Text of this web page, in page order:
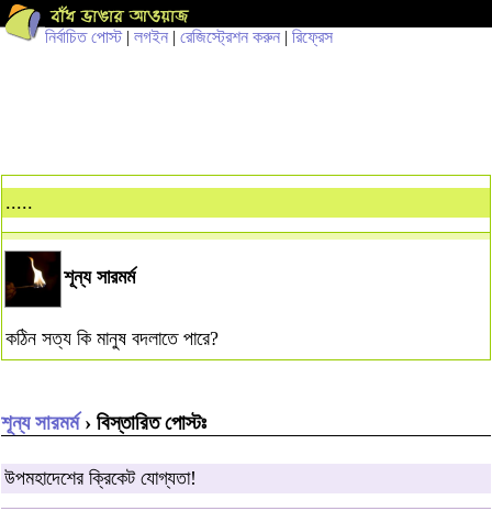
নির্বাচিত পোস্ট| লগইন | রেজিস্ট্রেশন করুন | রিফ্রেস
.....
শূন্য সারমর্ম
কঠিন সত্য কি মানুষ বদলাতে পারে?
শূন্য সারমর্ম› বিস্তারিত পোস্টঃ
উপমহাদেশের ক্রিকেট যোগ্যতা!